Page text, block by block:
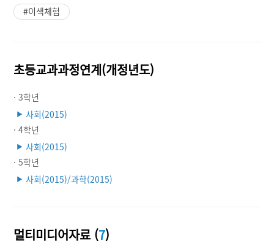
#이색체험
초등교과과정연계(개정년도)
· 3학년
▶ 사회(2015)
· 4학년
▶ 사회(2015)
· 5학년
▶ 사회(2015)/과학(2015)
멀티미디어자료 (7)